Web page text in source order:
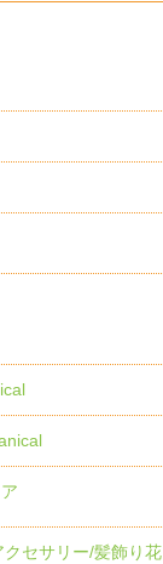
セサリー/髪飾り花